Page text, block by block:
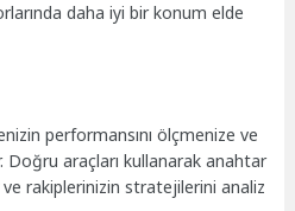
daha iyi bir konum elde
performansını ölçmenize ve
Doğru araçları kullanarak anahtar
ve rakiplerinizin stratejilerini analiz